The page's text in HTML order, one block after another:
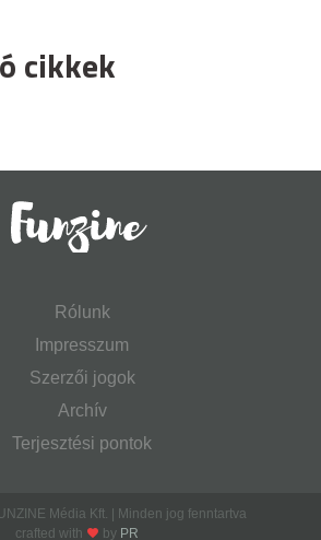
cikkek
Rólunk
Impresszum
Szerzői jogok
Archív
Terjesztési pontok
Média Kft. | Minden jog fenntartva
crafted with
by PR